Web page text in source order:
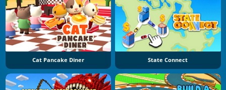
Cat Pancake Diner State Connect